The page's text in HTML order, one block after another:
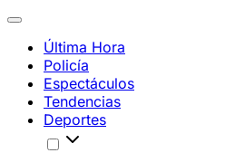
Última Hora
Policía
Espectáculos
Tendencias
Deportes